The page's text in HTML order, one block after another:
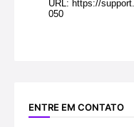
ENTRE EM CONTATO